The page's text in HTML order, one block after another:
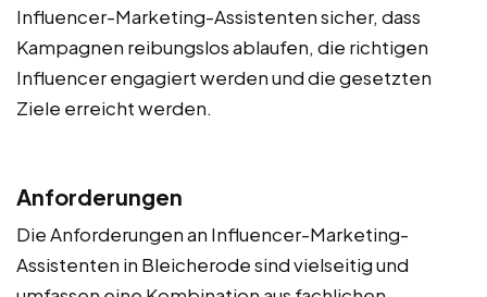
Influencer-Marketing-Assistenten sicher, dass
Kampagnen reibungslos ablaufen, die richtigen
Influencer engagiert werden und die gesetzten
Ziele erreicht werden.
Anforderungen
Die Anforderungen an Influencer-Marketing-
Assistenten in Bleicherode sind vielseitig und